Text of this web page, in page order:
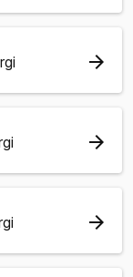
arrow_forward
arrow_forward
arrow_forward